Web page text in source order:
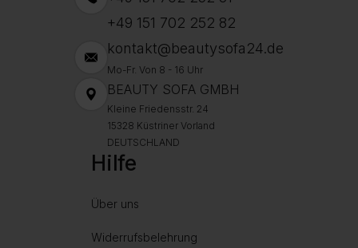
+49 151 702 252 82
kontakt@beautysofa24.de
Mo-Fr. Von 8 - 16 Uhr
BEAUTY SOFA GMBH
Kleine Friedensstr. 24
15328 Küstriner Vorland
DEUTSCHLAND
Hilfe
Über uns
Widerrufsbelehrung